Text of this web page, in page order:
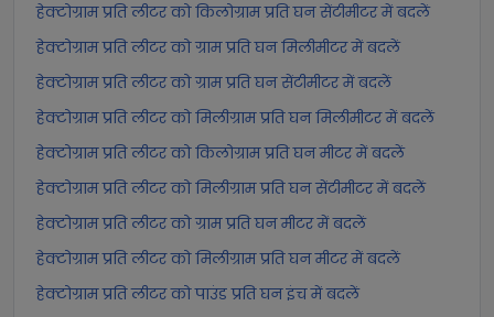
हेक्टोग्राम प्रति लीटर को किलोग्राम प्रति घन सेंटीमीटर में बदलें
हेक्टोग्राम प्रति लीटर को ग्राम प्रति घन मिलीमीटर में बदलें
हेक्टोग्राम प्रति लीटर को ग्राम प्रति घन सेंटीमीटर में बदलें
हेक्टोग्राम प्रति लीटर को मिलीग्राम प्रति घन मिलीमीटर में बदलें
हेक्टोग्राम प्रति लीटर को किलोग्राम प्रति घन मीटर में बदलें
हेक्टोग्राम प्रति लीटर को मिलीग्राम प्रति घन सेंटीमीटर में बदलें
हेक्टोग्राम प्रति लीटर को ग्राम प्रति घन मीटर में बदलें
हेक्टोग्राम प्रति लीटर को मिलीग्राम प्रति घन मीटर में बदलें
हेक्टोग्राम प्रति लीटर को पाउंड प्रति घन इंच में बदलें